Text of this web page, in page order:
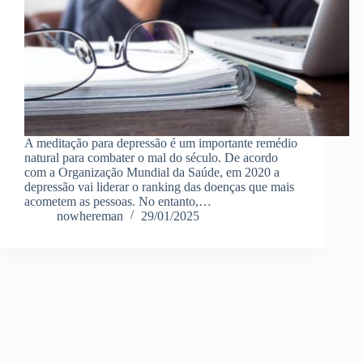
A meditação para depressão é um importante remédio
natural para combater o mal do século. De acordo
com a Organização Mundial da Saúde, em 2020 a
depressão vai liderar o ranking das doenças que mais
acometem as pessoas. No entanto,…
nowhereman
29/01/2025